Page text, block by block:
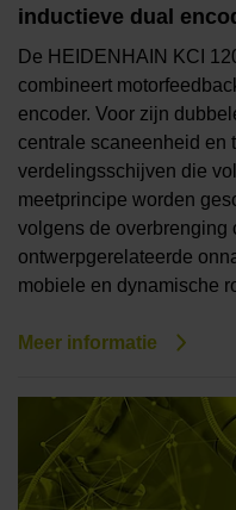
inductieve dual
De HEIDENHAIN KCI
combineert
encoder. Voor zijn
centrale scaneenheid en
verdelingsschijven die
meetprincipe worden
volgens de overbrenging
ontwerpgerelateerde
mobiele en dynamische
Meer informatie